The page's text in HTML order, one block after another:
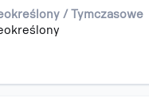
/ Tymczasowe